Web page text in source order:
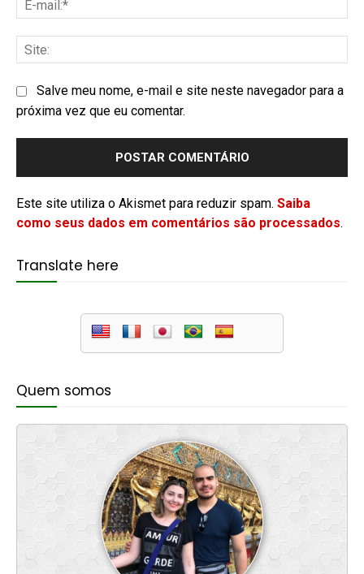
Salve meu nome, e-mail e site neste navegador para a
próxima vez que eu comentar.
Este site utiliza o Akismet para reduzir spam. Saiba
como seus dados em comentários são processados.
Translate here
Quem somos